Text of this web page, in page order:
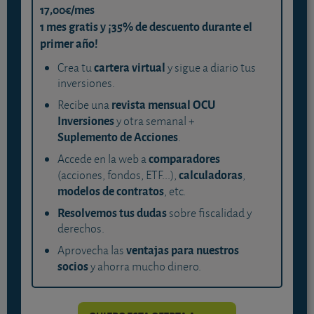
17,00€/mes
1 mes gratis y ¡35% de descuento durante el
primer año!
Crea tucartera virtualy sigue a diario tus
inversiones.
Recibe unarevista mensual OCU
Inversionesy otra semanal +
Suplemento de Acciones.
Accede en la web acomparadores
(acciones, fondos, ETF...),calculadoras,
modelos de contratos, etc.
Resolvemos tus dudassobre fiscalidad y
derechos.
Aprovecha lasventajas para nuestros
sociosy ahorra mucho dinero.